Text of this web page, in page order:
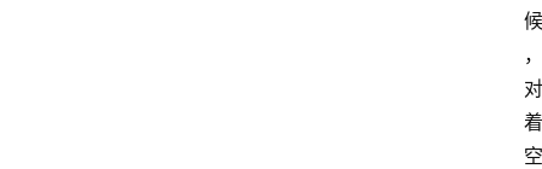
候
，
对
着
空